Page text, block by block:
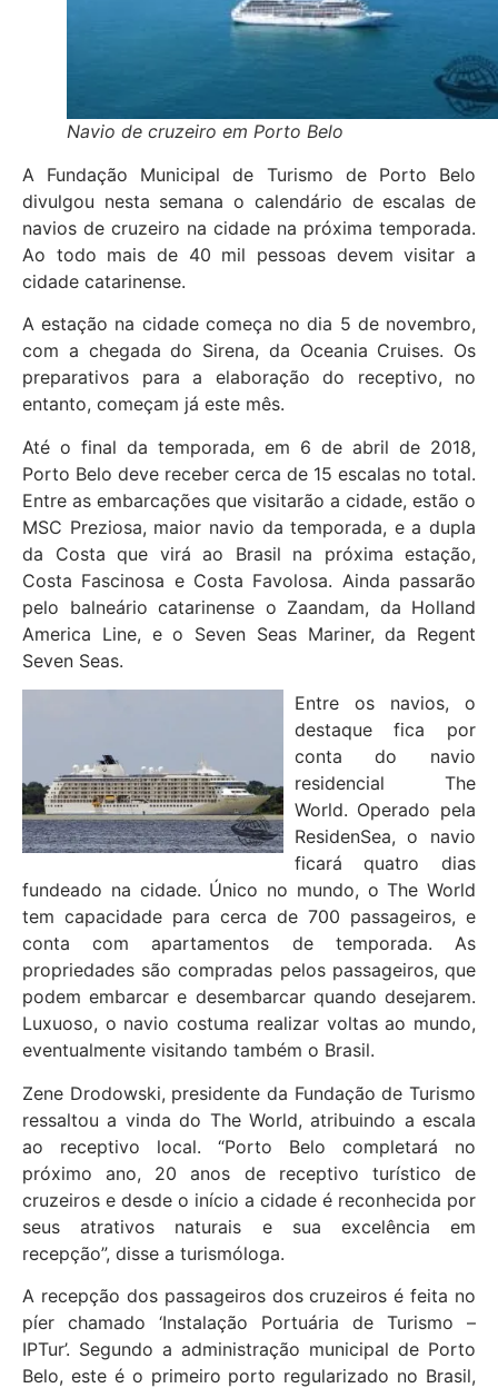
Navio de cruzeiro em Porto Belo
A Fundação Municipal de Turismo de Porto Belo
divulgou nesta semana o calendário de escalas de
navios de cruzeiro na cidade na próxima temporada.
Ao todo mais de 40 mil pessoas devem visitar a
cidade catarinense.
A estação na cidade começa no dia 5 de novembro,
com a chegada do Sirena, da Oceania Cruises. Os
preparativos para a elaboração do receptivo, no
entanto, começam já este mês.
Até o final da temporada, em 6 de abril de 2018,
Porto Belo deve receber cerca de 15 escalas no total.
Entre as embarcações que visitarão a cidade, estão o
MSC Preziosa, maior navio da temporada, e a dupla
da Costa que virá ao Brasil na próxima estação,
Costa Fascinosa e Costa Favolosa. Ainda passarão
pelo balneário catarinense o Zaandam, da Holland
America Line, e o Seven Seas Mariner, da Regent
Seven Seas.
Entre os navios, o
destaque fica por
conta do navio
residencial The
World. Operado pela
ResidenSea, o navio
ficará quatro dias
fundeado na cidade. Único no mundo, o The World
tem capacidade para cerca de 700 passageiros, e
conta com apartamentos de temporada. As
propriedades são compradas pelos passageiros, que
podem embarcar e desembarcar quando desejarem.
Luxuoso, o navio costuma realizar voltas ao mundo,
eventualmente visitando também o Brasil.
Zene Drodowski, presidente da Fundação de Turismo
ressaltou a vinda do The World, atribuindo a escala
ao receptivo local. “Porto Belo completará no
próximo ano, 20 anos de receptivo turístico de
cruzeiros e desde o início a cidade é reconhecida por
seus atrativos naturais e sua excelência em
recepção”, disse a turismóloga.
A recepção dos passageiros dos cruzeiros é feita no
píer chamado ‘Instalação Portuária de Turismo –
IPTur’. Segundo a administração municipal de Porto
Belo, este é o primeiro porto regularizado no Brasil,